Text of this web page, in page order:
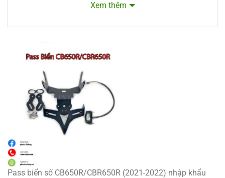
tróc ,phai màu sơn .
— Cảm ơn các bạn đã lựa chọn Phượt Safety .
Xem thêm
Pass biển số CB650R/CBR650R (2021-2022) nhập khẩu